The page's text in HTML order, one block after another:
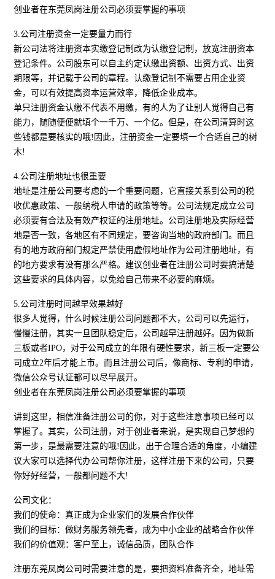
创业者在东莞凤岗注册公司必须要掌握的事项
3.公司注册资金一定要量力而行
新公司法将注册资本实缴登记制改为认缴登记制，放宽注册资本
登记条件。公司股东可以自主约定认缴出资额、出资方式、出资
期限等，并记载于公司的章程。认缴登记制不需要占用企业资
金，可以有效提高资本运营效率，降低企业成本。
单只注册资金认缴不代表不用缴，有的人为了让别人觉得自己有
能力，随随便便就填个一千万、一个亿。但是，在公司清算时这
些钱都是要核实的哦!因此，注册资金一定要填一个合适自己的树
木!
4.公司注册地址也很重要
地址是注册公司要考虑的一个重要问题，它直接关系到公司的税
收优惠政策、一般纳税人申请的政策等等。公司法规定成立公司
必须要有合法及有效产权证的注册地址。公司注册地及实际经营
地是否一致，各地区有不同规定，要咨询当地的政府部门。而且
有的地方政府部门规定严禁使用虚假地址作为公司注册地址，有
的地方要求有没有那么严格。建议创业者在注册公司时要搞清楚
这些要求的具体内容，以免给自己带来不必要的麻烦。
5.公司注册时间越早效果越好
很多人觉得，什么时候注册公司问题都不大，公司可以先运行，
慢慢注册，其实一旦团队稳定后，公司越早注册越好。因为做新
三板或者IPO，对于公司成立的年限有硬性要求，新三板一定要公
司成立2年后才能上市。而且注册公司后，像商标、专利的申请，
微信公众号认证都可以尽早展开。
创业者在东莞凤岗注册公司必须要掌握的事项
讲到这里，相信准备注册公司的你，对于这些注意事项已经可以
掌握了。其实，公司注册，对于创业者来说，是实现自己梦想的
第一步，是最需要注意的哦!因此，出于合理合适的角度，小编建
议大家可以选择代办公司帮你注册，这样注册下来的公司，只要
你好好经营，一般都问题不大!
公司文化：
我们的使命：真正成为企业家们的发展合作伙伴
我们的目标：做财务服务领先者，成为中小企业的战略合作伙伴
我们的价值观：客户至上，诚信品质，团队合作
注册东莞凤岗公司时需要注意的是，要把资料准备齐全，地址需